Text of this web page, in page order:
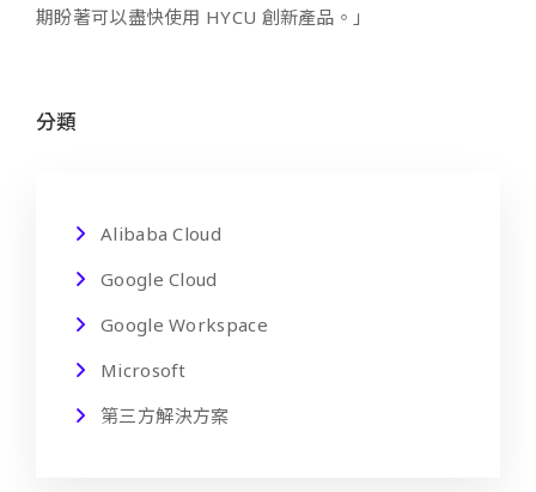
期盼著可以盡快使用 HYCU 創新產品。」
分類
Alibaba Cloud
Google Cloud
Google Workspace
Microsoft
第三方解決方案